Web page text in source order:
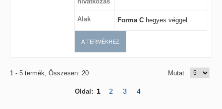
Alak Forma Chegyes véggel
A TERMÉKHEZ
1 - 5 termék, Összesen: 20 Mutat
Oldal: 1 2 3 4